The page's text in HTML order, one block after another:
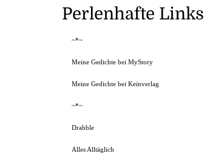
Perlenhafte Links
~*~
Meine Gedichte bei MyStory
Meine Gedichte bei Keinverlag
~*~
Drabble
Alles Alltäglich